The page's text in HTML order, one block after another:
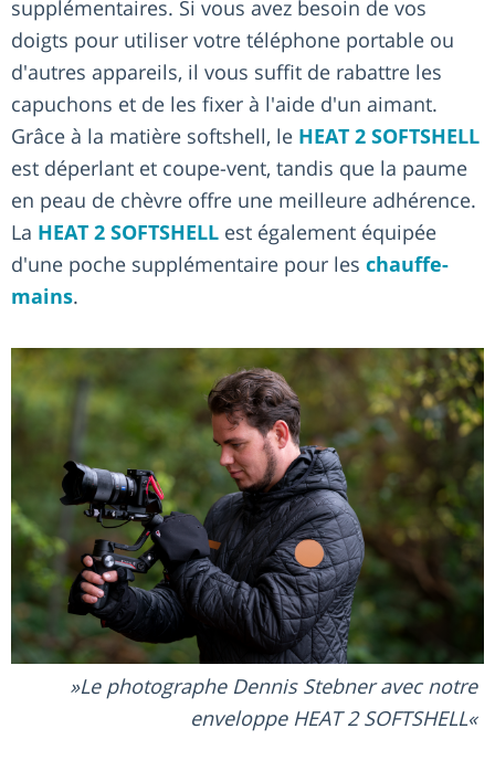
supplémentaires. Si vous avez besoin de vos
doigts pour utiliser votre téléphone portable ou
d'autres appareils, il vous suffit de rabattre les
capuchons et de les fixer à l'aide d'un aimant.
Grâce à la matière softshell, le HEAT 2 SOFTSHELL
est déperlant et coupe-vent, tandis que la paume
en peau de chèvre offre une meilleure adhérence.
La HEAT 2 SOFTSHELL est également équipée
d'une poche supplémentaire pour les chauffe-
mains.
Le photographe Dennis Stebner avec notre
enveloppe HEAT 2 SOFTSHELL